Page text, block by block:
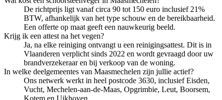
De richtprijs ligt vanaf circa 90 tot 150 euro inclusief 21%
BTW, afhankelijk van het type schouw en de bereikbaarheid.
Een offerte op maat geeft een nauwkeurig beeld.
Krijg ik een attest na het vegen?
Ja, na elke reiniging ontvangt u een reinigingsattest. Dit is in
Vlaanderen verplicht sinds 2022 en wordt gevraagd door uw
brandverzekeraar en bij verkoop van de woning.
In welke deelgemeentes van Maasmechelen zijn jullie actief?
Ons netwerk werkt in heel postcode 3630, inclusief Eisden,
Vucht, Mechelen-aan-de-Maas, Opgrimbie, Leut, Boorsem,
Kotem en Uikhoven.